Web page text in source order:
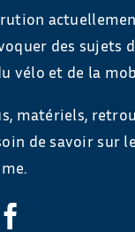
des sujets
vélo et de la
matériels,
de savoir sur